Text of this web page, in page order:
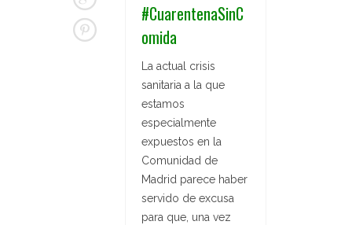
#CuarentenaSinC
omida
La actual crisis
sanitaria a la que
estamos
especialmente
expuestos en la
Comunidad de
Madrid parece haber
servido de excusa
para que, una vez